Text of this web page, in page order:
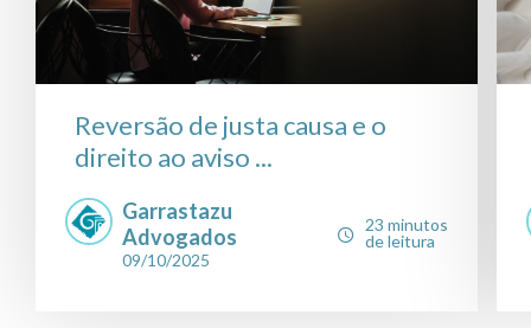
Reversão de justa causa e o
direito ao aviso ...
Garrastazu
Advogados
09/10/2025
23 minutos
de leitura